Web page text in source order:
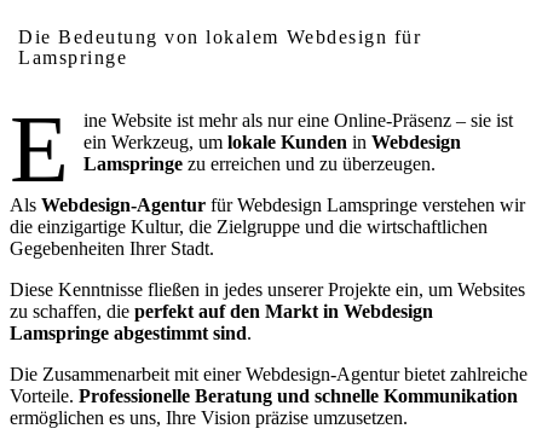
Die Bedeutung von lokalem Webdesign für
Lamspringe
E
ine Website ist mehr als nur eine Online-Präsenz – sie ist
ein Werkzeug, um lokale Kunden in Webdesign
Lamspringe zu erreichen und zu überzeugen.
Als Webdesign-Agentur für Webdesign Lamspringe verstehen wir
die einzigartige Kultur, die Zielgruppe und die wirtschaftlichen
Gegebenheiten Ihrer Stadt.
Diese Kenntnisse fließen in jedes unserer Projekte ein, um Websites
zu schaffen, die perfekt auf den Markt in Webdesign
Lamspringe abgestimmt sind.
Die Zusammenarbeit mit einer Webdesign-Agentur bietet zahlreiche
Vorteile. Professionelle Beratung und schnelle Kommunikation
ermöglichen es uns, Ihre Vision präzise umzusetzen.